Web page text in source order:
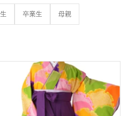
卒業生 母親